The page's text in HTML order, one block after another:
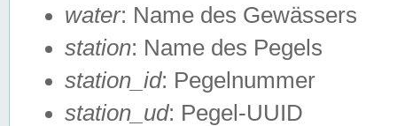
water: Name des Gewässers
station: Name des Pegels
station_id: Pegelnummer
station_ud: Pegel-UUID